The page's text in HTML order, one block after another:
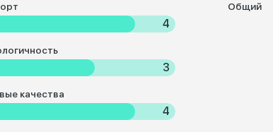
4
3
качества
4
Общий